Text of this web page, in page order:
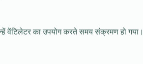
वेंटिलेटर का उपयोग करते समय संक्रमण हो गया।